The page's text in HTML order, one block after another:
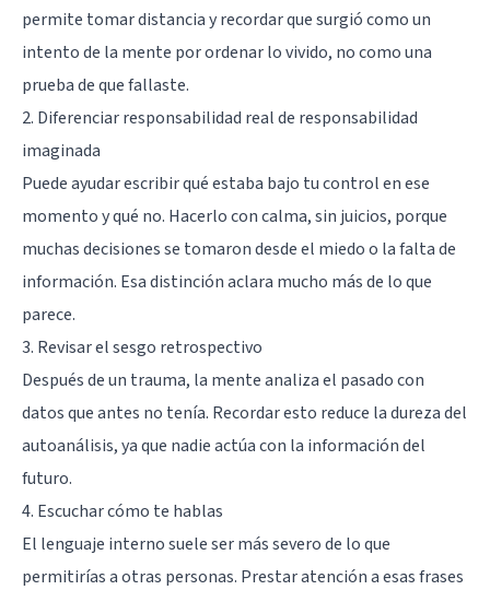
permite tomar distancia y recordar que surgió como un
intento de la mente por ordenar lo vivido, no como una
prueba de que fallaste.
2. Diferenciar responsabilidad real de responsabilidad
imaginada
Puede ayudar escribir qué estaba bajo tu control en ese
momento y qué no. Hacerlo con calma, sin juicios, porque
muchas decisiones se tomaron desde el miedo o la falta de
información. Esa distinción aclara mucho más de lo que
parece.
3. Revisar el sesgo retrospectivo
Después de un trauma, la mente analiza el pasado con
datos que antes no tenía. Recordar esto reduce la dureza del
autoanálisis, ya que nadie actúa con la información del
futuro.
4. Escuchar cómo te hablas
El lenguaje interno suele ser más severo de lo que
permitirías a otras personas. Prestar atención a esas frases